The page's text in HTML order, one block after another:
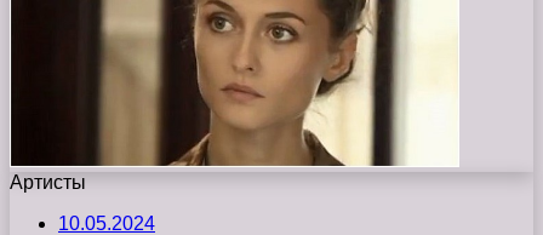
Артисты
10.05.2024